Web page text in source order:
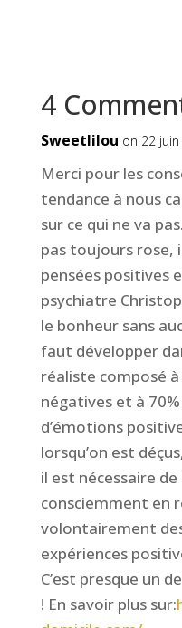
4
Sweetlilou on 22
Merci pour les
tendance à nous
sur ce qui ne va
pas toujours rose,
pensées positives
psychiatre
le bonheur sans
faut développer
réaliste composé à
négatives et à
d’émotions
lorsqu’on est
il est nécessaire
consciemment en
volontairement
expériences
C’est presque un
! En savoir plus sur: